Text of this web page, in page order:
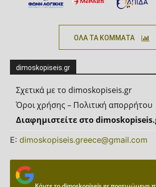
ΟΛΑ ΤΑ ΚΟΜΜΑΤΑ
dimoskopiseis.gr
Σχετικά με το dimoskopiseis.gr
Όροι χρήσης – Πολιτική απορρήτου
Διαφημιστείτε στο
Ε: dimoskopiseis.greece@gmail.com